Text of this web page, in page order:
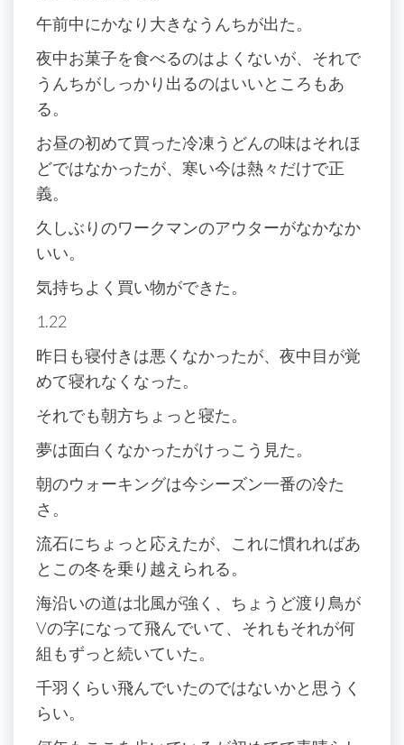
午前中にかなり大きなうんちが出た。
夜中お菓子を食べるのはよくないが、それで
うんちがしっかり出るのはいいところもあ
る。
お昼の初めて買った冷凍うどんの味はそれほ
どではなかったが、寒い今は熱々だけで正
義。
久しぶりのワークマンのアウターがなかなか
いい。
気持ちよく買い物ができた。
1.22
昨日も寝付きは悪くなかったが、夜中目が覚
めて寝れなくなった。
それでも朝方ちょっと寝た。
夢は面白くなかったがけっこう見た。
朝のウォーキングは今シーズン一番の冷た
さ。
流石にちょっと応えたが、これに慣れればあ
とこの冬を乗り越えられる。
海沿いの道は北風が強く、ちょうど渡り鳥が
Vの字になって飛んでいて、それもそれが何
組もずっと続いていた。
千羽くらい飛んでいたのではないかと思うく
らい。